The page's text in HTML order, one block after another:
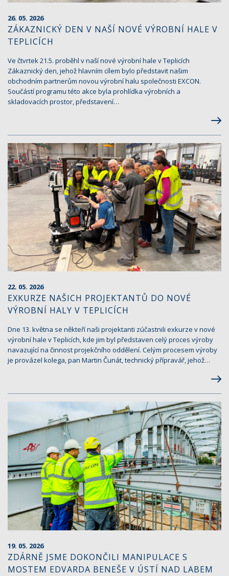
26. 05. 2026
ZÁKAZNICKÝ DEN V NAŠÍ NOVÉ VÝROBNÍ HALE V
TEPLICÍCH
Ve čtvrtek 21.5. proběhl v naší nové výrobní hale v Teplicích
Zákaznický den, jehož hlavním cílem bylo představit našim
obchodním partnerům novou výrobní halu společnosti EXCON.
Součástí programu této akce byla prohlídka výrobních a
skladovacích prostor, představení…
22. 05. 2026
EXKURZE NAŠICH PROJEKTANTŮ DO NOVÉ
VÝROBNÍ HALY V TEPLICÍCH
Dne 13. května se někteří naši projektanti zúčastnili exkurze v nové
výrobní hale v Teplicích, kde jim byl představen celý proces výroby
navazující na činnost projekčního oddělení. Celým procesem výroby
je provázel kolega, pan Martin Čunát, technický přípravář, jehož…
19. 05. 2026
ZDÁRNĚ JSME DOKONČILI MANIPULACE S
MOSTEM EDVARDA BENEŠE V ÚSTÍ NAD LABEM